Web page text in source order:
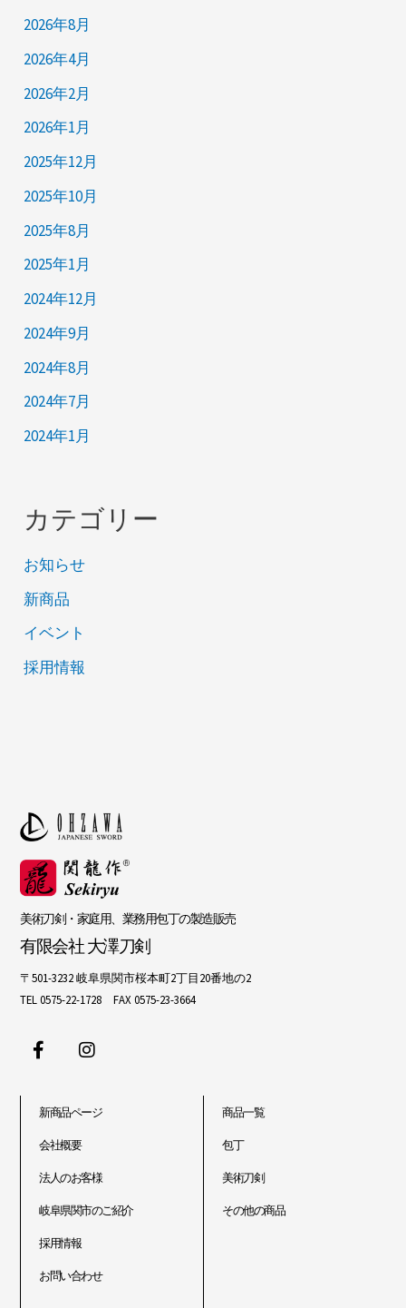
2026年8月
2026年4月
2026年2月
2026年1月
2025年12月
2025年10月
2025年8月
2025年1月
2024年12月
2024年9月
2024年8月
2024年7月
2024年1月
カテゴリー
お知らせ
新商品
イベント
採用情報
美術刀剣・家庭用、業務用包丁の製造販売
有限会社 大澤刀剣
〒501-3232 岐阜県関市桜本町2丁目20番地の2
TEL 0575-22-1728 FAX 0575-23-3664
新商品ページ
会社概要
法人のお客様
岐阜県関市のご紹介
採用情報
お問い合わせ
商品一覧
包丁
美術刀剣
その他の商品